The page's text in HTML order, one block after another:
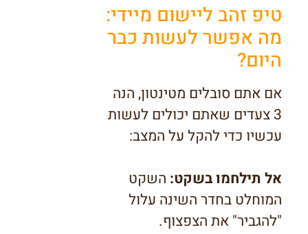
טיפ זהב ליישום מיידי:
מה אפשר לעשות כבר
היום?
אם אתם סובלים מטינטון, הנה
3 צעדים שאתם יכולים לעשות
עכשיו כדי להקל על המצב:
אל תילחמו בשקט: השקט
המוחלט בחדר השינה עלול
"להגביר" את הצפצוף.